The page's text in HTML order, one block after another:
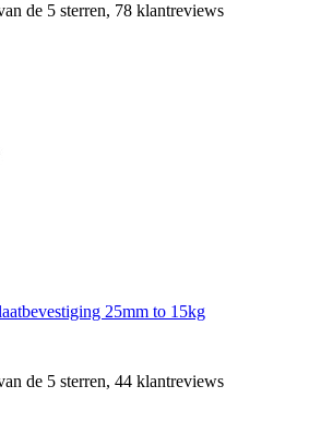
de 5 sterren, 78 klantreviews
25mm to 15kg
de 5 sterren, 44 klantreviews